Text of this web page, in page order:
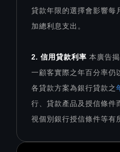
貸款年限的選擇會影響每
加總利息支出。
2. 信用貸款利率 本廣告
一顧客實際之年百分率仍
各貸款方案為銀行貸款之
行、貸款產品及授信條件
視個別銀行授信條件等有